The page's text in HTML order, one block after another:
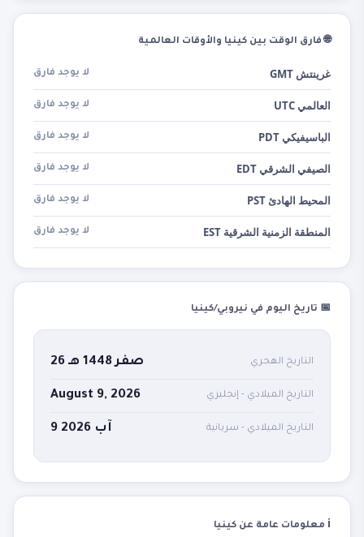
🌐 فارق الوقت بين كينيا والأوقات العالمية
غرينتش GMT لا يوجد فارق
العالمي UTC لا يوجد فارق
الباسيفيكي PDT لا يوجد فارق
الصيفي الشرقي EDT لا يوجد فارق
المحيط الهادئ PST لا يوجد فارق
المنطقة الزمنية الشرقية EST لا يوجد فارق
📅 تاريخ اليوم في نيروبي/كينيا
التاريخ الهجري 26 صفر 1448 هـ
التاريخ الميلادي - إنجليزي August 9, 2026
التاريخ الميلادي - سريانية 9 آب 2026
ℹ️ معلومات عامة عن كينيا